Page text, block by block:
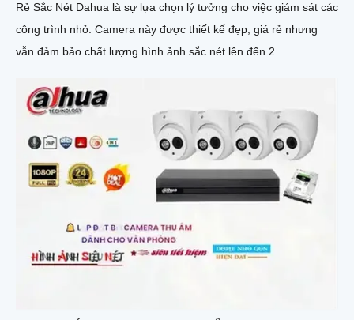
Rẻ Sắc Nét Dahua là sự lựa chọn lý tưởng cho việc giám sát các
công trình nhỏ. Camera này được thiết kế đẹp, giá rẻ nhưng
vẫn đảm bảo chất lượng hình ảnh sắc nét lên đến 2